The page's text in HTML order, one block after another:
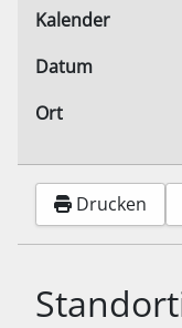
Kalender
Datum
Ort
Drucken